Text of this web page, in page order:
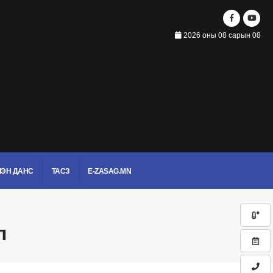
2026 оны 08 сарын 08
ДАНС ТАСЗ E-ZASAG.MN